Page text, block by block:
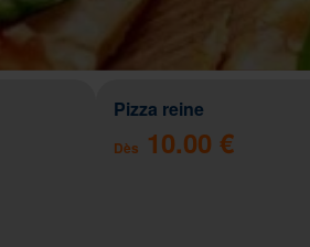
Pizza reine
Dès 10.00 €